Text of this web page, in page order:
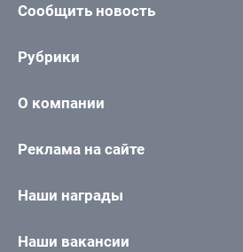
Сообщить новость
Рубрики
О компании
Реклама на сайте
Наши награды
Наши вакансии